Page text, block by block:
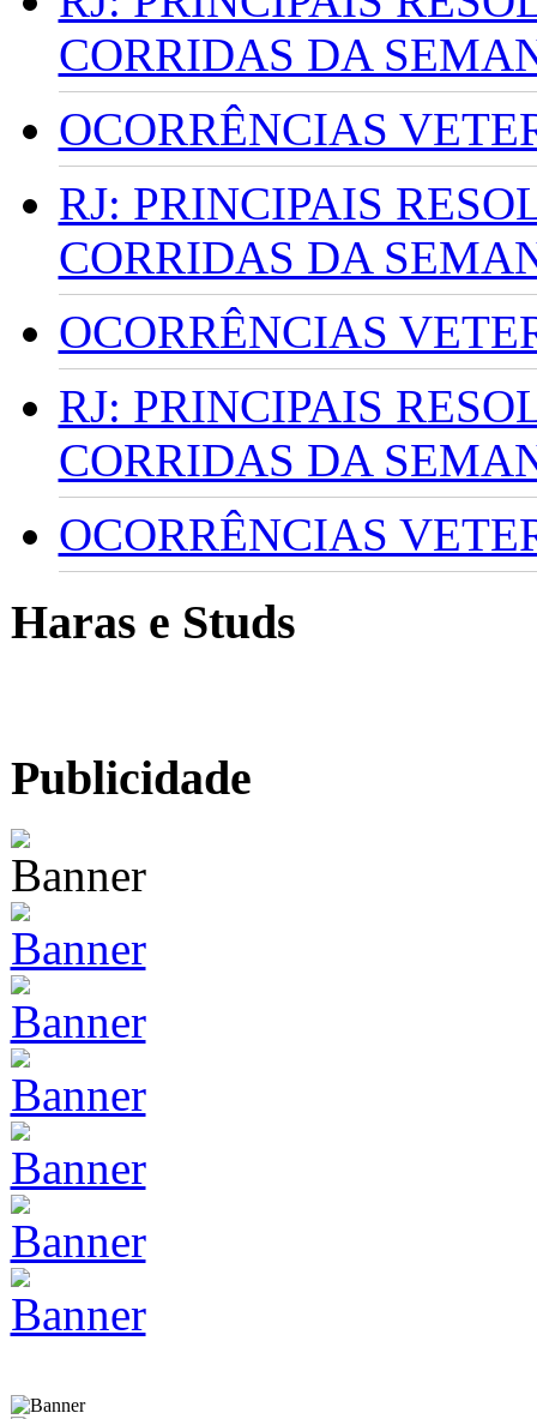
CORRIDAS DA
OCORRÊNCIAS
RJ: PRINCIPAIS
CORRIDAS DA
OCORRÊNCIAS
RJ: PRINCIPAIS
CORRIDAS DA
OCORRÊNCIAS
Haras e Studs
Publicidade